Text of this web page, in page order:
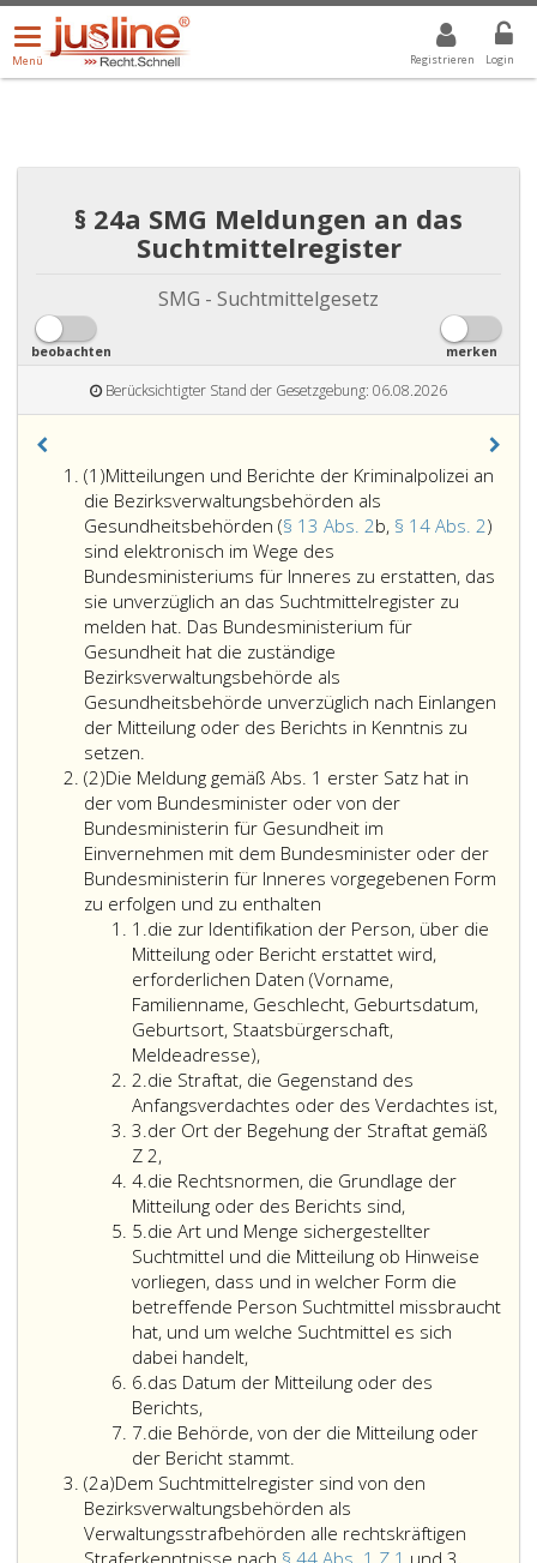
Registrieren Login
Menü
öffnen/schließen
Menü
ALLE DROPDOWN: GEWÄHLTER WERT IST ALLE
§ 24a SMG Meldungen an das
Suchtmittelregister
SMG - Suchtmittelgesetz
beobachten merken
Berücksichtigter Stand der Gesetzgebung: 06.08.2026
(1)Absatz
eins
Mitteilungen und Berichte der Kriminalpolizei an
die Bezirksverwaltungsbehörden als
Gesundheitsbehörden (§ 13 Abs. 2b, § 14 Abs. 2)
sind elektronisch im Wege des
Bundesministeriums für Inneres zu erstatten, das
sie unverzüglich an das Suchtmittelregister zu
melden hat. Das Bundesministerium für
Gesundheit hat die zuständige
Bezirksverwaltungsbehörde als
Gesundheitsbehörde unverzüglich nach Einlangen
der Mitteilung oder des Berichts in Kenntnis zu
setzen.
und
Berichte
der
Kriminalpolizei
an
die
Bezirksverwaltungsbehörden
als
Gesundheitsbehörden
(Paragraph
13,
Absatz
2
b,,
Paragraph
14,
Absatz
2,)
sind
elektronisch
im
Wege
des
Bundesministeriums
für
Inneres
zu
erstatten,
das
sie
unverzüglich
an
(2)Absatz
2
Die Meldung gemäß Abs. 1 erster Satz hat in
der vom Bundesminister oder von der
Bundesministerin für Gesundheit im
Einvernehmen mit dem Bundesminister oder der
Bundesministerin für Inneres vorgegebenen Form
zu erfolgen und zu enthalten
Meldung
gemäß
Absatz
eins,
erster
hat
in
der
Bundesminister
oder
von
der
Bundesministerin
für
Gesundheit
Einvernehmen
dem
oder
der
Bundesministerin
für
1.Ziffer
eins
die zur Identifikation der Person, über die
Mitteilung oder Bericht erstattet wird,
erforderlichen Daten (Vorname,
Familienname, Geschlecht, Geburtsdatum,
Geburtsort, Staatsbürgerschaft,
Meldeadresse),
2.Ziffer
2
die Straftat, die Gegenstand des
Anfangsverdachtes oder des Verdachtes ist,
3.Ziffer
3
der Ort der Begehung der Straftat gemäß
Z 2,der
Ort
der
Begehung
der
Straftat
gemäß
Ziffer
2,,
4.Ziffer
4
die Rechtsnormen, die Grundlage der
Mitteilung oder des Berichts sind,
5.Ziffer
5
die Art und Menge sichergestellter
Suchtmittel und die Mitteilung ob Hinweise
vorliegen, dass und in welcher Form die
betreffende Person Suchtmittel missbraucht
hat, und um welche Suchtmittel es sich
dabei handelt,
6.Ziffer
6
das Datum der Mitteilung oder des
Berichts,
7.Ziffer
7
die Behörde, von der die Mitteilung oder
der Bericht stammt.
(2a)Absatz
2
a
Dem Suchtmittelregister sind von den
Bezirksverwaltungsbehörden als
Verwaltungsstrafbehörden alle rechtskräftigen
Straferkenntnisse nach § 44 Abs. 1 Z 1 und 3,